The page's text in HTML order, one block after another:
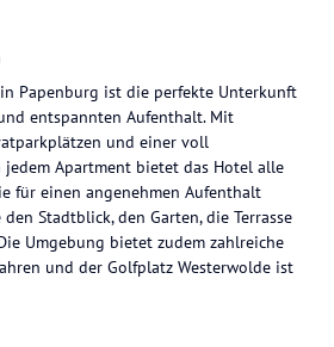
Papenburg ist die perfekte Unterkunft
entspannten Aufenthalt. Mit
und einer voll
Apartment bietet das Hotel alle
für einen angenehmen Aufenthalt
Stadtblick, den Garten, die Terrasse
Umgebung bietet zudem zahlreiche
und der Golfplatz Westerwolde ist